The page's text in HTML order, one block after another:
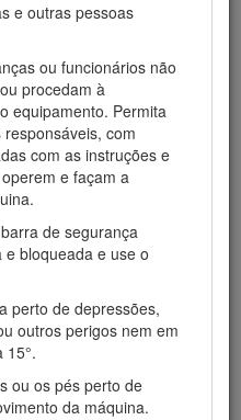
e outras pessoas
ou funcionários não
procedam à
equipamento. Permita
com
com as instruções e
e façam a
de segurança
bloqueada e use o
perto de depressões,
outros perigos nem em
15°.
ou os pés perto de
da máquina.
e danos no produto. A
é da exclusiva
informações sobre materiais
dos produtos,
obter o contacto de um
seu produto.
peças genuínas Toro
ou com a
os números de série e
produto. Escreva os
móvel, pode ler o
de série (se
peças e outras